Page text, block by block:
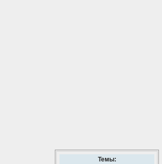
Темы: